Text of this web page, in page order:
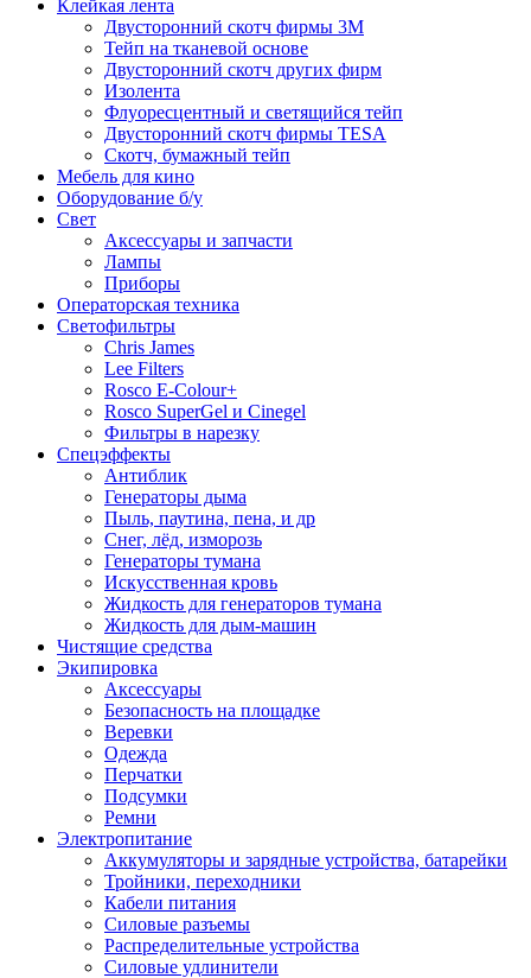
Клейкая лента
Двусторонний скотч фирмы 3M
Тейп на тканевой основе
Двусторонний скотч других фирм
Изолента
Флуоресцентный и светящийся тейп
Двусторонний скотч фирмы TESA
Скотч, бумажный тейп
Мебель для кино
Оборудование б/у
Свет
Аксессуары и запчасти
Лампы
Приборы
Операторская техника
Светофильтры
Chris James
Lee Filters
Rosco E-Colour+
Rosco SuperGel и Cinegel
Фильтры в нарезку
Спецэффекты
Антиблик
Генераторы дыма
Пыль, паутина, пена, и др
Снег, лёд, изморозь
Генераторы тумана
Искусственная кровь
Жидкость для генераторов тумана
Жидкость для дым-машин
Чистящие средства
Экипировка
Аксессуары
Безопасность на площадке
Веревки
Одежда
Перчатки
Подсумки
Ремни
Электропитание
Аккумуляторы и зарядные устройства, батарейки
Тройники, переходники
Кабели питания
Силовые разъемы
Распределительные устройства
Силовые удлинители